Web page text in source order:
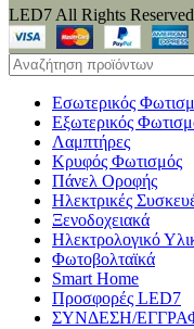
LED7 All Rights Reserved
Εσωτερικός
Εξωτερικός
Λαμπτήρες
Κρυφός Φωτισμός
Πάνελ Οροφής
Ηλεκτρικές
Ξενοδοχειακά
Ηλεκτρολογικό
Φωτοβολταϊκά
Smart Home
Προσφορές LED7
ΣΥΝΔΕΣΗ/